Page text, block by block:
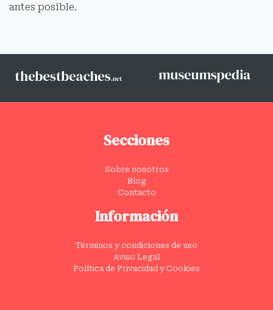
antes posible.
Secciones
Sobre nosotros
Blog
Contacto
Información
Términos y condiciones de uso
Aviso Legal
Política de Privacidad y Cookies